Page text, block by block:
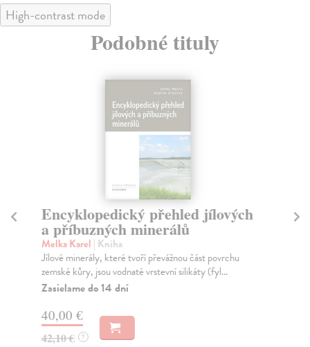
High-contrast mode
Podobné tituly
Encyklopedický přehled jílových
a příbuzných minerálů
Melka Karel | Kniha
Jílové minerály, které tvoří převážnou část povrchu
zemské kůry, jsou vodnaté vrstevní silikáty (fyl...
Zasielame do 14 dní
40,00 €
42,10 € ?